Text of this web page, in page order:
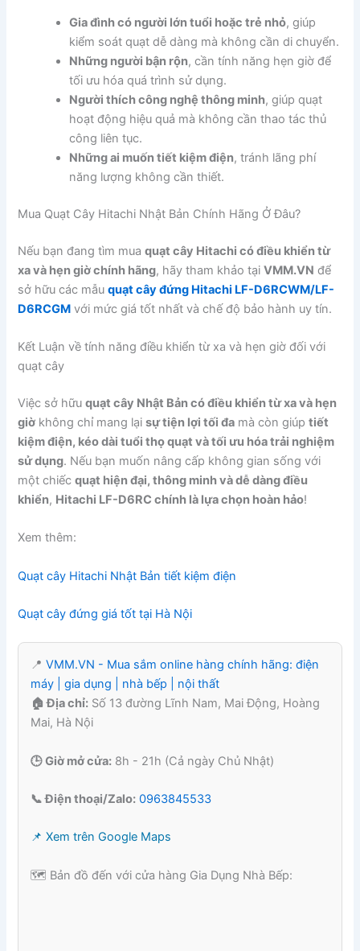
Gia đình có người lớn tuổi hoặc trẻ nhỏ, giúp
kiểm soát quạt dễ dàng mà không cần di chuyển.
Những người bận rộn, cần tính năng hẹn giờ để
tối ưu hóa quá trình sử dụng.
Người thích công nghệ thông minh, giúp quạt
hoạt động hiệu quả mà không cần thao tác thủ
công liên tục.
Những ai muốn tiết kiệm điện, tránh lãng phí
năng lượng không cần thiết.
Mua Quạt Cây Hitachi Nhật Bản Chính Hãng Ở Đâu?
Nếu bạn đang tìm muaquạt cây Hitachi có điều khiển từ
xa và hẹn giờ chính hãng, hãy tham khảo tạiVMM.VN để
sở hữu các mẫuquạt cây đứng Hitachi LF-D6RCWM/LF-
D6RCGM với mức giá tốt nhất và chế độ bảo hành uy tín.
Kết Luận về tính năng điều khiển từ xa và hẹn giờ đối với
quạt cây
Việc sở hữuquạt cây Nhật Bản có điều khiển từ xa và hẹn
giờ không chỉ mang lạisự tiện lợi tối đa mà còn giúptiết
kiệm điện, kéo dài tuổi thọ quạt và tối ưu hóa trải nghiệm
sử dụng. Nếu bạn muốn nâng cấp không gian sống với
một chiếcquạt hiện đại, thông minh và dễ dàng điều
khiển, Hitachi LF-D6RC chính là lựa chọn hoàn hảo!
Xem thêm:
Quạt cây Hitachi Nhật Bản tiết kiệm điện
Quạt cây đứng giá tốt tại Hà Nội
📍VMM.VN - Mua sắm online hàng chính hãng: điện
máy | gia dụng | nhà bếp | nội thất
🏠 Địa chỉ: Số 13 đường Lĩnh Nam, Mai Động, Hoàng
Mai, Hà Nội
🕒 Giờ mở cửa: 8h - 21h (Cả ngày Chủ Nhật)
📞 Điện thoại/Zalo: 0963845533
📌 Xem trên Google Maps
🗺️ Bản đồ đến với cửa hàng Gia Dụng Nhà Bếp: